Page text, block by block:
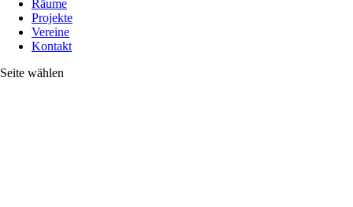
Räume
Projekte
Vereine
Kontakt
Seite wählen